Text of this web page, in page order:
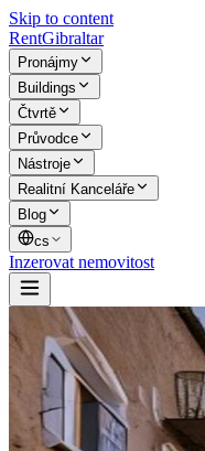
Skip to content
RentGibraltar
Pronájmy
Buildings
Čtvrtě
Průvodce
Nástroje
Realitní Kanceláře
Blog
cs
Inzerovat nemovitost